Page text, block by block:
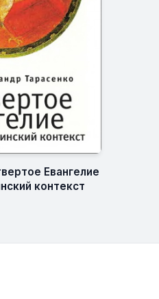
Евангелие
контекст